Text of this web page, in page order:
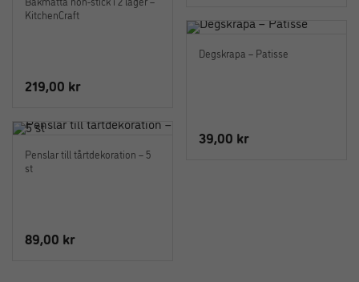
KitchenCraft
219,00 kr
Degskrapa – Patisse
39,00 kr
Penslar till tårtdekoration – 5
st
89,00 kr